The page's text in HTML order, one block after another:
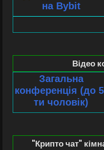
на Bybit
Відео
Загальна
конференція (до
ти чоловік)
"Крипто чат"